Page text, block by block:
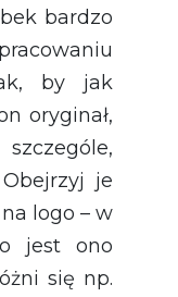
bardzo
by jak
oryginał,
je
logo – w
jest ono
się np.